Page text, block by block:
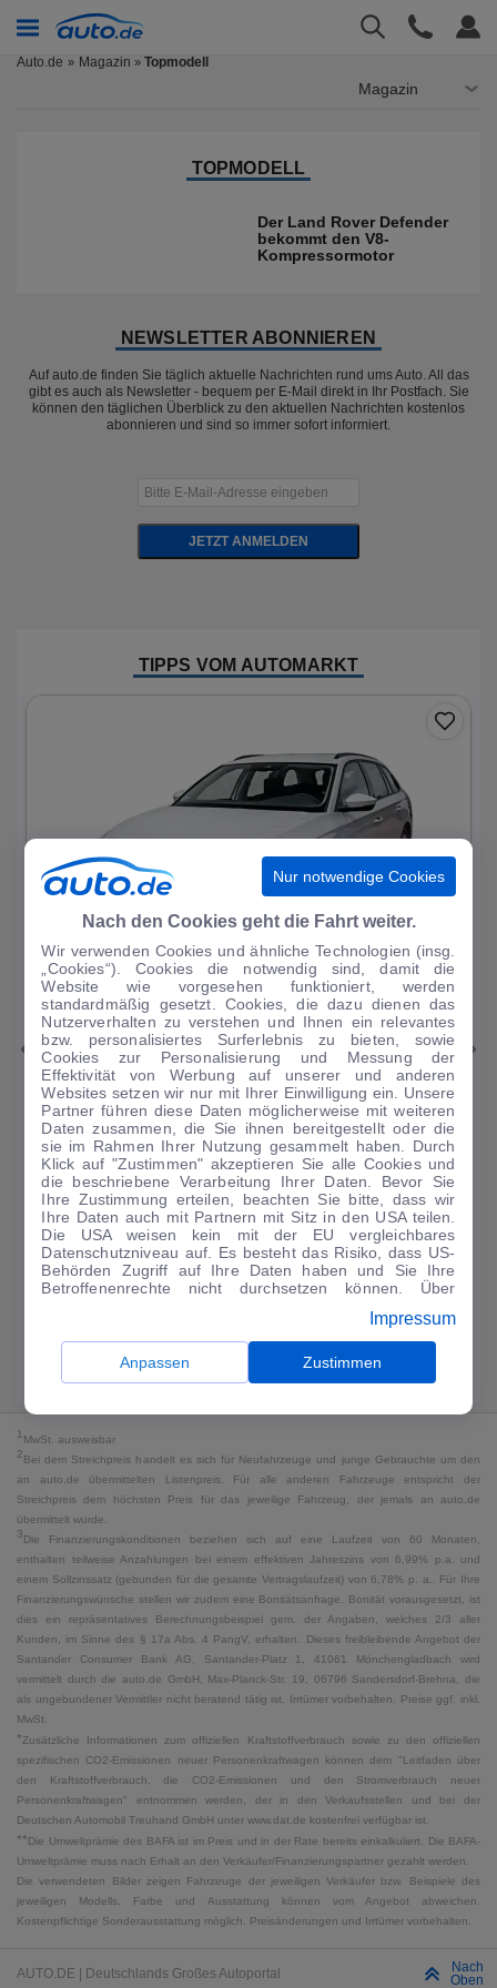
Auto.de Magazin » Topmodell
Magazin
TOPMODELL
Der Land Rover Defender
bekommt den V8-
Kompressormotor
NEWSLETTER ABONNIEREN
Auf auto.de finden Sie täglich aktuelle Nachrichten rund ums Auto. All das
gibt es auch als Newsletter - bequem per E-Mail direkt in Ihr Postfach. Sie
können den täglichen Überblick zu den aktuellen Nachrichten kostenlos
abonnieren und sind so immer sofort informiert.
JETZT ANMELDEN
TIPPS VOM AUTOMARKT
1|11
Skoda Octavia
Ambition PHEV
51.093 km·03/2023 ··Hybrid Automatik
Finanzierung Kaufen
224€/mtl.
Guter Preis4
0 € Anzahlung ·60 Monate ·Finanzierungs-Details
Rate anpassen
49,9 kWh/100 km + 19,9 l/100 km (gew., komb.) · 19,9 l/100 km (entl.) ·
CO₂ 499 g/km · Klasse G (gew.) / G (entl.)*
1 MwSt. ausweisbar
2Bei dem Streichpreis handelt es sich für Neufahrzeuge und junge Gebrauchte um den
an auto.de übermittelten Listenpreis. Für alle anderen Fahrzeuge entspricht der
Streichpreis dem höchsten Preis für das jeweilige Fahrzeug, der jemals an auto.de
übermittelt wurde.
3Die Finanzierungskonditionen beziehen sich auf eine Laufzeit von 60 Monaten,
enthalten teilweise Anzahlungen bei einem effektiven Jahreszins von 6,99% p.a. und
einem Sollzinssatz (gebunden für die gesamte Vertragslaufzeit) von 6,78% p. a.. Für Ihre
Finanzierungswünsche stellen wir zudem eine Bonitätsanfrage. Bonität vorausgesetzt, ist
dies ein repräsentatives Berechnungsbeispiel gem. der Angaben, welches 2/3 aller
Kunden, im Sinne des § 17a Abs. 4 PangV, erhalten. Dieses freibleibende Angebot der
Santander Consumer Bank AG, Santander-Platz 1, 41061 Mönchengladbach wird
vermittelt durch die auto.de GmbH, Max-Planck-Str. 19, 06796 Sandersdorf-Brehna, die
als ungebundener Vermittler nicht beratend tätig ist. Irrtümer vorbehalten. Preise ggf. inkl.
MwSt.
*Zusätzliche Informationen zum offiziellen Kraftstoffverbrauch sowie zu den offiziellen
spezifischen CO2-Emissionen neuer Personenkraftwagen können dem "Leitfaden über
den Kraftstoffverbrauch, die CO2-Emissionen und den Stromverbrauch neuer
Personenkraftwagen" entnommen werden, der in den Verkaufsstellen und bei der
Deutschen Automobil Treuhand GmbH unter www.dat.de kostenfrei verfügbar ist.
**Die Umweltprämie des BAFA ist im Preis und in der Rate bereits einkalkuliert. Die BAFA-
Umweltprämie muss nach Erhalt an den Verkäufer/Finanzierungspartner gezahlt werden.
Die verwendeten Bilder zeigen Fahrzeuge der jeweiligen Verkäufer bzw. Beispiele des
jeweiligen Modells. Farbe und Ausstattung können vom Angebot abweichen.
Kostenpflichtige Sonderausstattung möglich. Preisänderungen und Irrtümer vorbehalten.
AUTO.DE | Deutschlands Großes Autoportal
Nach
Oben
Nur notwendige Cookies
Nach den Cookies geht die Fahrt weiter.
Wir verwenden Cookies und ähnliche Technologien (insg.
„Cookies“). Cookies die notwendig sind, damit die
Website wie vorgesehen funktioniert, werden
standardmäßig gesetzt. Cookies, die dazu dienen das
Nutzerverhalten zu verstehen und Ihnen ein relevantes
bzw. personalisiertes Surferlebnis zu bieten, sowie
Cookies zur Personalisierung und Messung der
Effektivität von Werbung auf unserer und anderen
Websites setzen wir nur mit Ihrer Einwilligung ein. Unsere
Partner führen diese Daten möglicherweise mit weiteren
Daten zusammen, die Sie ihnen bereitgestellt oder die
sie im Rahmen Ihrer Nutzung gesammelt haben. Durch
Klick auf "Zustimmen" akzeptieren Sie alle Cookies und
die beschriebene Verarbeitung Ihrer Daten. Bevor Sie
Ihre Zustimmung erteilen, beachten Sie bitte, dass wir
Ihre Daten auch mit Partnern mit Sitz in den USA teilen.
Die USA weisen kein mit der EU vergleichbares
Datenschutzniveau auf. Es besteht das Risiko, dass US-
Behörden Zugriff auf Ihre Daten haben und Sie Ihre
Betroffenenrechte nicht durchsetzen können. Über
anpassen. Dies ist auch später jederzeit im Bereich
Cookie-Richtliniemöglich. Weitere Informationen finden
Sie in unsererDatenschutzerklärung .
Impressum
Anpassen Zustimmen